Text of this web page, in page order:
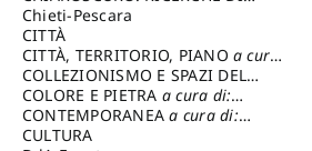
STORIA E STORIA DELL'ARTE
cura di: Di Carpegna Falconieri
Tommaso
Chieti-Pescara
CITTÀ
CITTÀ, TERRITORIO, PIANO a cura
di: Imbesi Giuseppe
COLLEZIONISMO E SPAZI DEL
COLLEZIONISMO a cura di:
Magnani Lauro
COLORE E PIETRA a cura di:
Selvaggi Giuseppe
CONTEMPORANEAa cura di:
Gubinelli Luna
CULTURA